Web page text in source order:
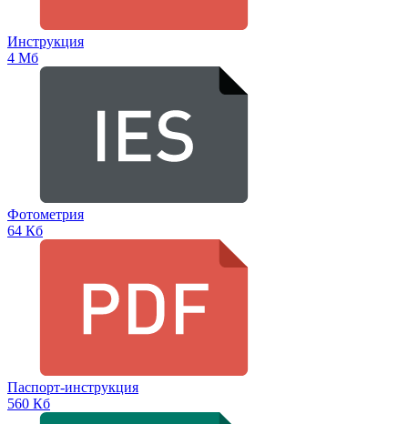
Инструкция
4 Мб
Фотометрия
64 Кб
Паспорт-инструкция
560 Кб